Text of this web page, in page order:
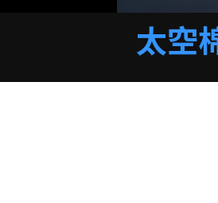
太空